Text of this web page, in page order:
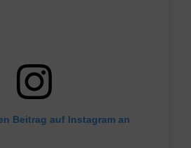
Beitrag auf Instagram an